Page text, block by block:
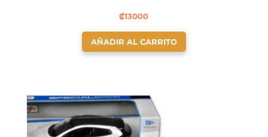
₡13000
AÑADIR AL CARRITO